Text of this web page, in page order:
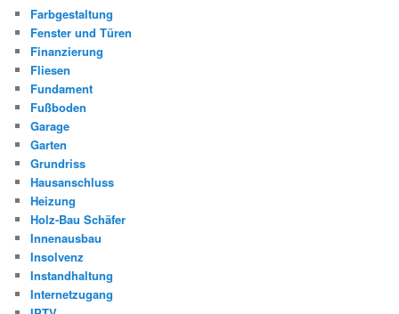
Farbgestaltung
Fenster und Türen
Finanzierung
Fliesen
Fundament
Fußboden
Garage
Garten
Grundriss
Hausanschluss
Heizung
Holz-Bau Schäfer
Innenausbau
Insolvenz
Instandhaltung
Internetzugang